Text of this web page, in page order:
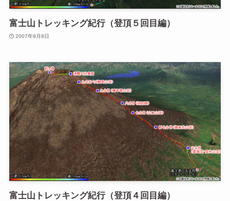
富士山トレッキング紀行（登頂５回目編）
2007年9月8日
富士山トレッキング紀行（登頂４回目編）